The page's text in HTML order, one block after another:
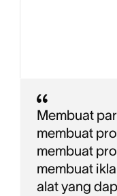
Membuat
membuat
membuat
membuat
alat yang